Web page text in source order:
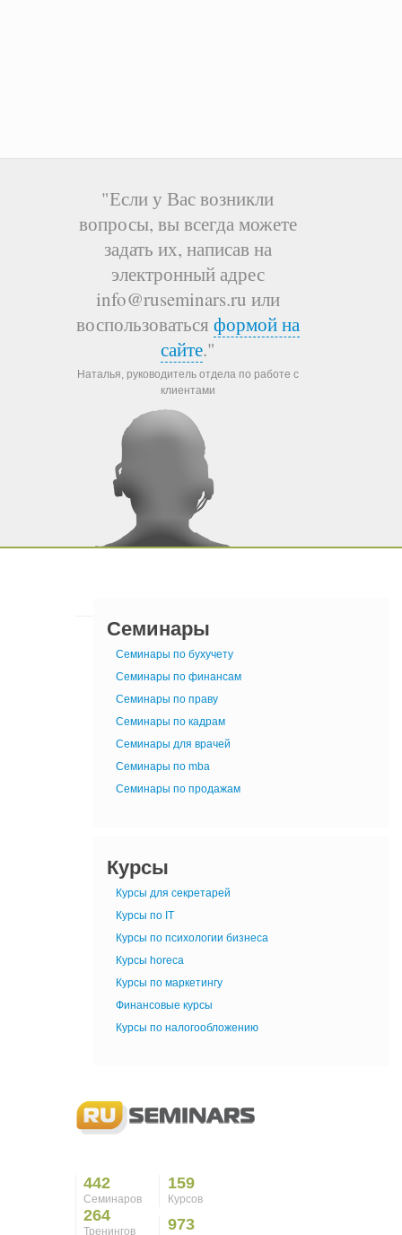
"Если у Вас возникли
вопросы, вы всегда можете
задать их, написав на
электронный адрес
info@ruseminars.ru или
воспользоваться формой на
сайте."
Наталья, руководитель отдела по работе с
клиентами
Семинары
Семинары по бухучету
Семинары по финансам
Семинары по праву
Семинары по кадрам
Семинары для врачей
Семинары по mba
Семинары по продажам
Курсы
Курсы для секретарей
Курсы по IT
Курсы по психологии бизнеса
Курсы horeca
Курсы по маркетингу
Финансовые курсы
Курсы по налогообложению
442
Семинаров
159
Курсов
264
Тренингов 973